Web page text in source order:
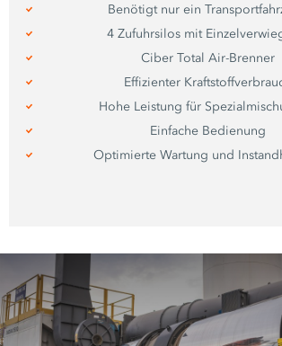
Benötigt nur ein
4 Zufuhrsilos mit
Ciber Total Air-Brenner
Effizienter
Hohe Leistung für
Einfache Bedienung
Optimierte Wartung und